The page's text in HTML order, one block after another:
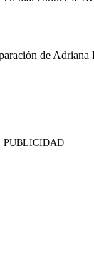
de Adriana
PUBLICIDAD